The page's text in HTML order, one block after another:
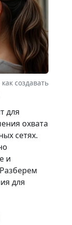
создавать
для
охвата
сетях.
и
для